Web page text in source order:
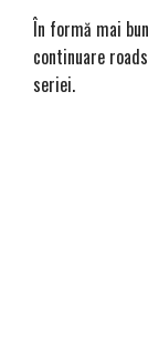
În formă mai
continuare
seriei.